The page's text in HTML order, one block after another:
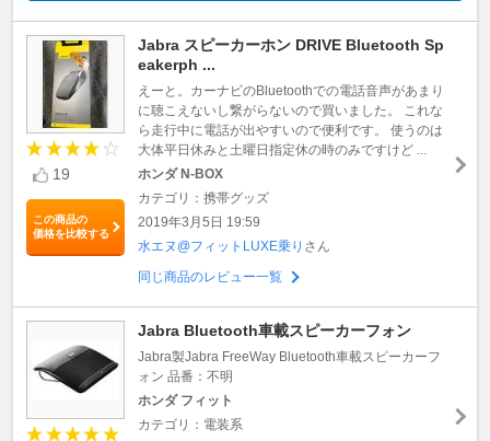
19
この商品の
価格を比較する
Jabra スピーカーホン DRIVE Bluetooth Sp
eakerph ...
えーと。カーナビのBluetoothでの電話音声があまり
に聴こえないし繋がらないので買いました。 これな
ら走行中に電話が出やすいので便利です。 使うのは
大体平日休みと土曜日指定休の時のみですけど ...
ホンダ N-BOX
カテゴリ：携帯グッズ
2019年3月5日 19:59
水エヌ@フィットLUXE乗り さん
同じ商品のレビュー一覧
Jabra Bluetooth車載スピーカーフォン
Jabra製Jabra FreeWay Bluetooth車載スピーカーフ
ォン 品番：不明
ホンダ フィット
カテゴリ：電装系